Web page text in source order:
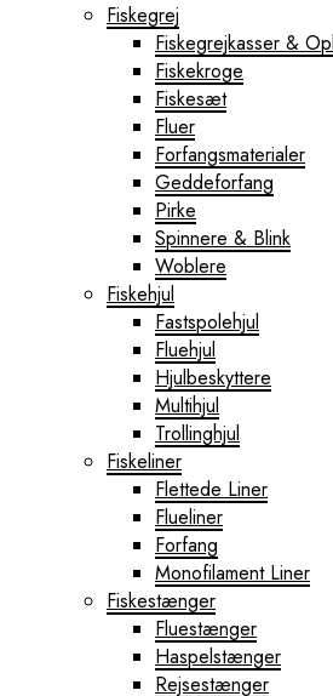
Fiskegrej
Fiskegrejkasser &
Fiskekroge
Fiskesæt
Fluer
Forfangsmaterialer
Geddeforfang
Pirke
Spinnere & Blink
Woblere
Fiskehjul
Fastspolehjul
Fluehjul
Hjulbeskyttere
Multihjul
Trollinghjul
Fiskeliner
Flettede Liner
Flueliner
Forfang
Monofilament Liner
Fiskestænger
Fluestænger
Haspelstænger
Rejsestænger